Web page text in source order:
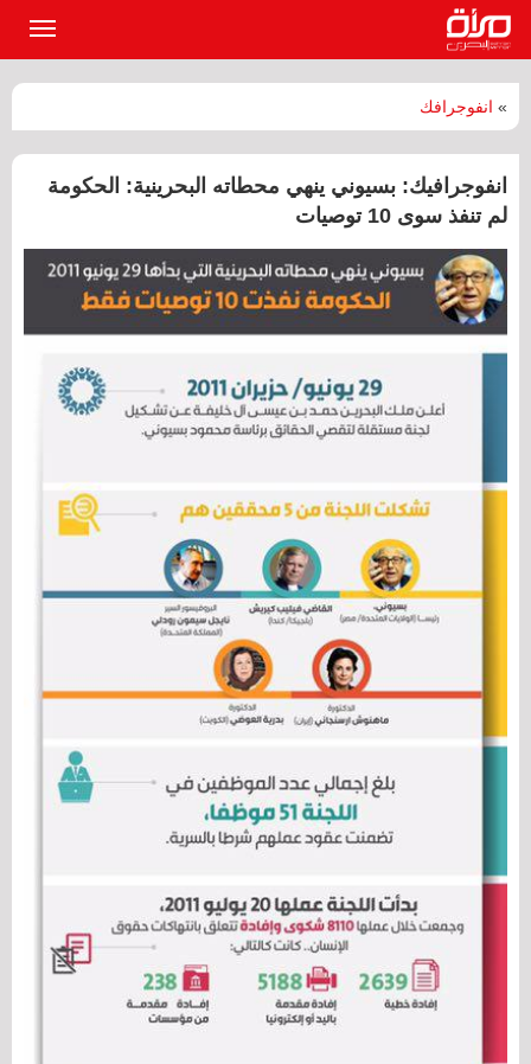
» انفوجرافك
انفوجرافيك: بسيوني ينهي محطاته البحرينية: الحكومة
لم تنفذ سوى 10 توصيات